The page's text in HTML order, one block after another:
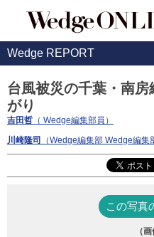
Wedge REPORT
台風被災の千葉・南
がり
吉田哲 （ Wedge編集部員）
川崎隆司
（Wedge編集部 Wedge編集
この写真
（